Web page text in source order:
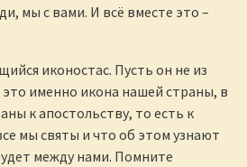
мы с вами. И всё вместе это –
иконостас. Пусть он не из
это именно икона нашей страны, в
к апостольству, то есть к
мы святы и что об этом узнают
между нами. Помните